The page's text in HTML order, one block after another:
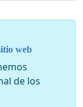
web
de los